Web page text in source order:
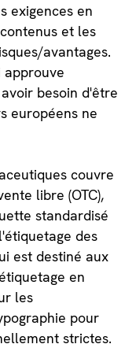
exigences en
et les
avantages.
approuve
besoin d'être
européens ne
couvre
libre (OTC),
standardisé
des
est destiné aux
en
les
pour
strictes.